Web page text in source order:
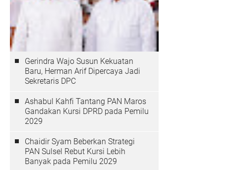
Gerindra Wajo Susun Kekuatan
Baru, Herman Arif Dipercaya Jadi
Sekretaris DPC
Ashabul Kahfi Tantang PAN Maros
Gandakan Kursi DPRD pada Pemilu
2029
Chaidir Syam Beberkan Strategi
PAN Sulsel Rebut Kursi Lebih
Banyak pada Pemilu 2029